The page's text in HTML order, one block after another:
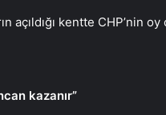
açıldığı kentte CHP’nin
kazanır”